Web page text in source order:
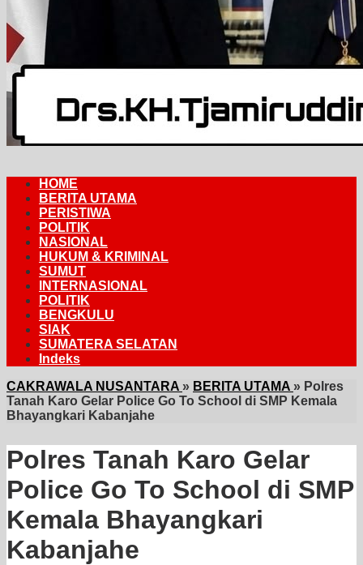
HOME
BERITA UTAMA
PERISTIWA
POLITIK
NASIONAL
HUKUM & KRIMINAL
SUMUT
INTERNASIONAL
POLITIK
BENGKULU
SIAK
SUMATERA SELATAN
Indeks
CAKRAWALA NUSANTARA » BERITA UTAMA » Polres
Tanah Karo Gelar Police Go To School di SMP Kemala
Bhayangkari Kabanjahe
Polres Tanah Karo Gelar
Police Go To School di SMP
Kemala Bhayangkari
Kabanjahe